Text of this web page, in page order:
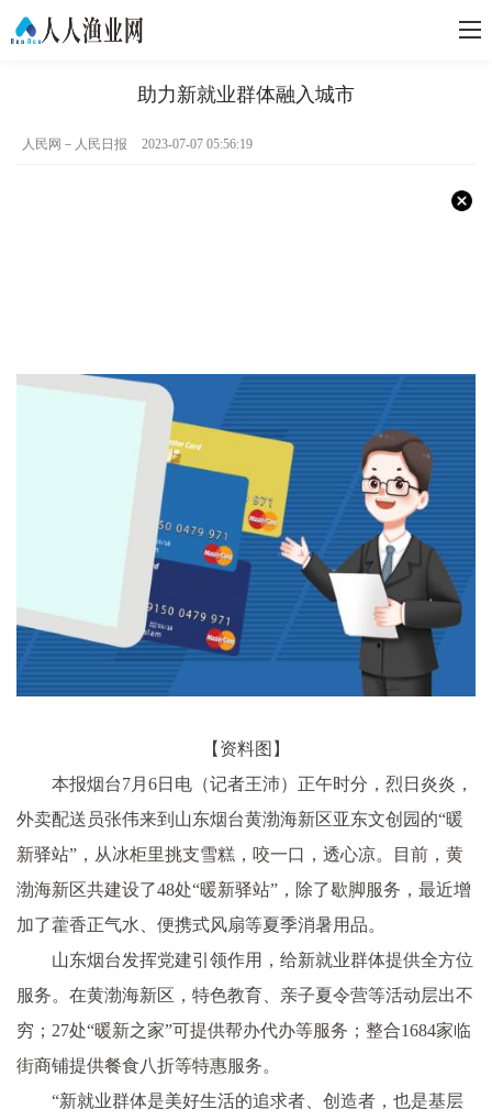
助力新就业群体融入城市
人民网－人民日报 2023-07-07 05:56:19
【资料图】
本报烟台7月6日电（记者王沛）正午时分，烈日炎炎，
外卖配送员张伟来到山东烟台黄渤海新区亚东文创园的“暖
新驿站”，从冰柜里挑支雪糕，咬一口，透心凉。目前，黄
渤海新区共建设了48处“暖新驿站”，除了歇脚服务，最近增
加了藿香正气水、便携式风扇等夏季消暑用品。
山东烟台发挥党建引领作用，给新就业群体提供全方位
服务。在黄渤海新区，特色教育、亲子夏令营等活动层出不
穷；27处“暖新之家”可提供帮办代办等服务；整合1684家临
街商铺提供餐食八折等特惠服务。
“新就业群体是美好生活的追求者、创造者，也是基层